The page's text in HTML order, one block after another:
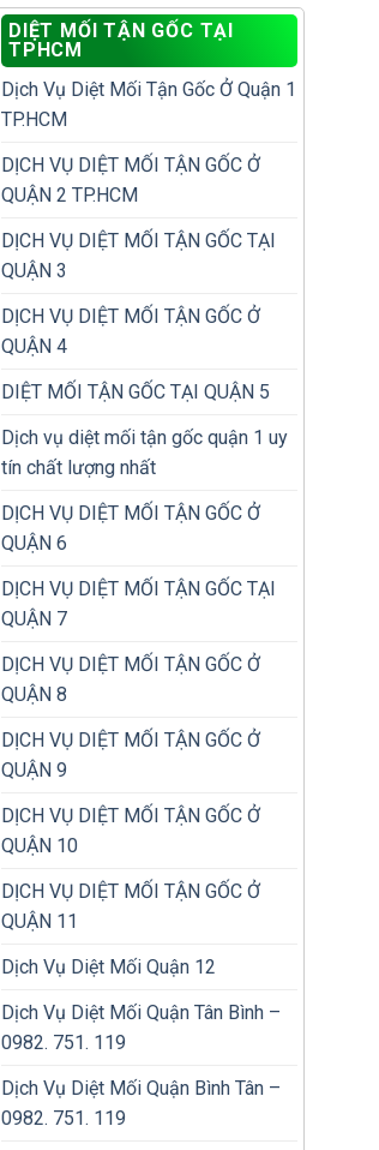
nhiều
kiểm
trong
nhà
diệt
đặt
hộp
hiệu
quả
DIỆT MỐI TẬN GỐC TẠI
TPHCM
Dịch Vụ Diệt Mối Tận Gốc Ở Quận 1
TP.HCM
DỊCH VỤ DIỆT MỐI TẬN GỐC Ở
QUẬN 2 TP.HCM
DỊCH VỤ DIỆT MỐI TẬN GỐC TẠI
QUẬN 3
DỊCH VỤ DIỆT MỐI TẬN GỐC Ở
QUẬN 4
DIỆT MỐI TẬN GỐC TẠI QUẬN 5
Dịch vụ diệt mối tận gốc quận 1 uy
tín chất lượng nhất
DỊCH VỤ DIỆT MỐI TẬN GỐC Ở
QUẬN 6
DỊCH VỤ DIỆT MỐI TẬN GỐC TẠI
QUẬN 7
DỊCH VỤ DIỆT MỐI TẬN GỐC Ở
QUẬN 8
DỊCH VỤ DIỆT MỐI TẬN GỐC Ở
QUẬN 9
DỊCH VỤ DIỆT MỐI TẬN GỐC Ở
QUẬN 10
DỊCH VỤ DIỆT MỐI TẬN GỐC Ở
QUẬN 11
Dịch Vụ Diệt Mối Quận 12
Dịch Vụ Diệt Mối Quận Tân Bình –
0982. 751. 119
Dịch Vụ Diệt Mối Quận Bình Tân –
0982. 751. 119